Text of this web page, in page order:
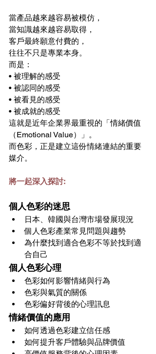
當產品越來越容易被模仿，
當知識越來越容易取得，
客戶最終願意付費的，
往往不只是專業本身。
而是：
• 被理解的感受
• 被認同的感受
• 被看見的感受
• 被成就的感受
這就是近年企業界最重視的「情緒價值
（Emotional Value）」。
而色彩，正是建立這份情緒連結的重要
媒介。
將一起深入探討:
個人色彩的迷思
日本、韓國與台灣市場發展現況
個人色彩產業常見問題與趨勢
為什麼找到適合色彩不等於找到適
合自己
個人色彩心理
色彩如何影響情緒與行為
色彩與氣質的關係
色彩偏好背後的心理訊息
情緒價值的應用
如何透過色彩建立信任感
如何提升客戶體驗與品牌價值